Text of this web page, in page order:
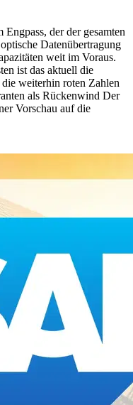
der der gesamten
Datenübertragung
weit im Voraus.
ist das aktuell die
weiterhin roten Zahlen
als Rückenwind Der
Vorschau auf die